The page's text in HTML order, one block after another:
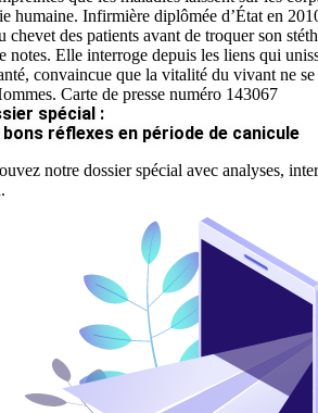
humaine. Infirmière diplômée d’État en
chevet des patients avant de troquer son
notes. Elle interroge depuis les liens qui
convaincue que la vitalité du vivant ne se
Carte de presse numéro 143067
spécial :
bons réflexes en période de canicule
notre dossier spécial avec analyses,